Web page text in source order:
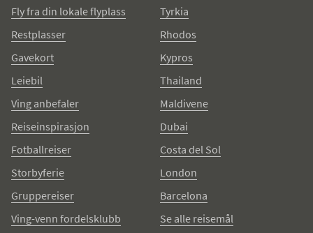
Fly fra din lokale flyplass
Restplasser
Gavekort
Leiebil
Ving anbefaler
Reiseinspirasjon
Fotballreiser
Storbyferie
Gruppereiser
Ving-venn fordelsklubb
Tyrkia
Rhodos
Kypros
Thailand
Maldivene
Dubai
Costa del Sol
London
Barcelona
Se alle reisemål